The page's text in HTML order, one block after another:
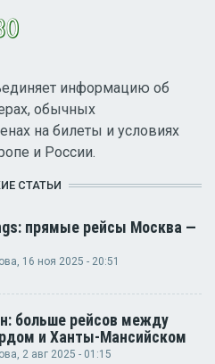
информацию об
обычных
на билеты и условиях
и России.
СТАТЬИ
прямые рейсы Москва —
, 16 ноя 2025 - 20:51
больше рейсов между
и Ханты-Мансийском
, 2 авг 2025 - 01:15